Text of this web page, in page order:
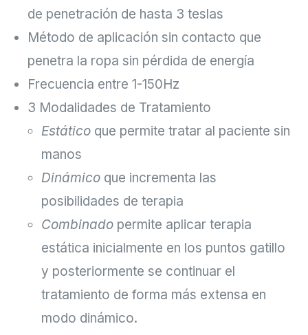
de penetración de hasta 3 teslas
Método de aplicación sin contacto que
penetra la ropa sin pérdida de energía
Frecuencia entre 1-150Hz
3 Modalidades de Tratamiento
Estático que permite tratar al paciente sin
manos
Dinámico que incrementa las
posibilidades de terapia
Combinado permite aplicar terapia
estática inicialmente en los puntos gatillo
y posteriormente se continuar el
tratamiento de forma más extensa en
modo dinámico.